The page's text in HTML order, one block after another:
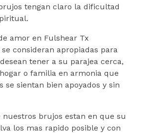
tengan claro la dificultad
amor en Fulshear Tx
consideran apropiadas para
tener a su parajea cerca,
o familia en armonia que
se sientan bien apoyados y sin
nuestros brujos estan en que su
los mas rapido posible y con